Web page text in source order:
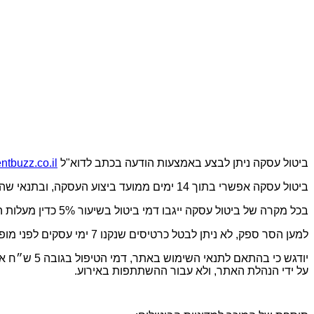
ביטול עסקה ניתן לבצע באמצעות הודעה בכתב לדוא"ל
ביטול עסקה אפשרי בתוך 14 ימים ממועד ביצוע העסקה, ובתנאי שהביטול ייעשה עד לא יאוחר מ – 7 ימים, שאינם ימי מנוחה, לפני מועד האירוע, שבגינו התבצעה ההזמנה.
בכל מקרה של ביטול עסקה ייגבו דמי ביטול בשיעור 5% כדין מעלות הכרטיסים שנרכשו.
למען הסר ספק, לא ניתן לבטל כרטיסים שנקנו 7 ימי עסקים לפני מופע ולא ניתן לקבל בגינם החזר כספי.
יודגש
על ידי הנהלת האתר, ולא עבור ההשתתפות באירוע.